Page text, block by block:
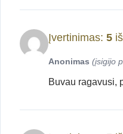
Įvertinimas: 5
Anonimas (įsigijo
Buvau ragavusi,